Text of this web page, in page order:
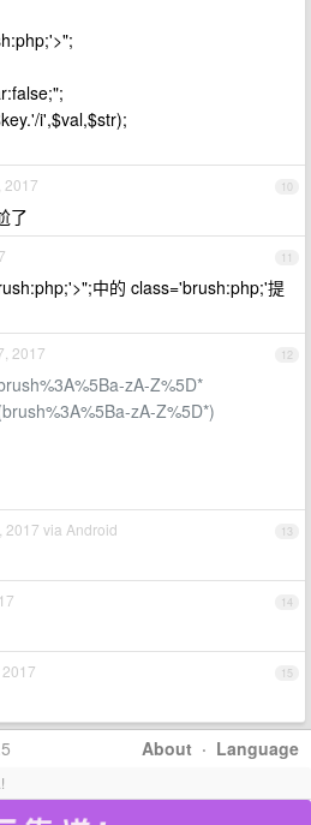
i',$val,$str);
10
2017
了
11
中的 class='brush:php;'提
12
2017
zA-Z%5D*
zA-Z%5D*)
13
2017 via Android
14
15
About · Language